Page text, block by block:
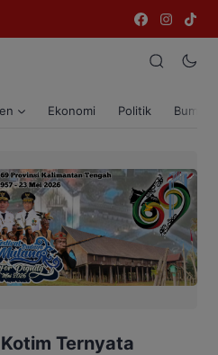
Ekonomi Politik Bumi
Ternyata